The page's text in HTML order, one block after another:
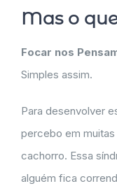
Mas o
Focar nos
Simples assim.
Para desenvolver
percebo em
cachorro. Essa
alguém fica